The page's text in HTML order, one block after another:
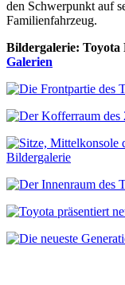
den Schwerpunkt auf
Familienfahrzeug.
Bildergalerie: Toyota
Galerien